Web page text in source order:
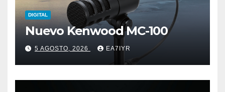
DIGITAL
Nuevo Kenwood MC-100
5 AGOSTO, 2026 EA7IYR